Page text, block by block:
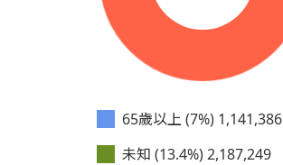
65歲以上 (7%) 1,141,386
未知 (13.4%) 2,187,249